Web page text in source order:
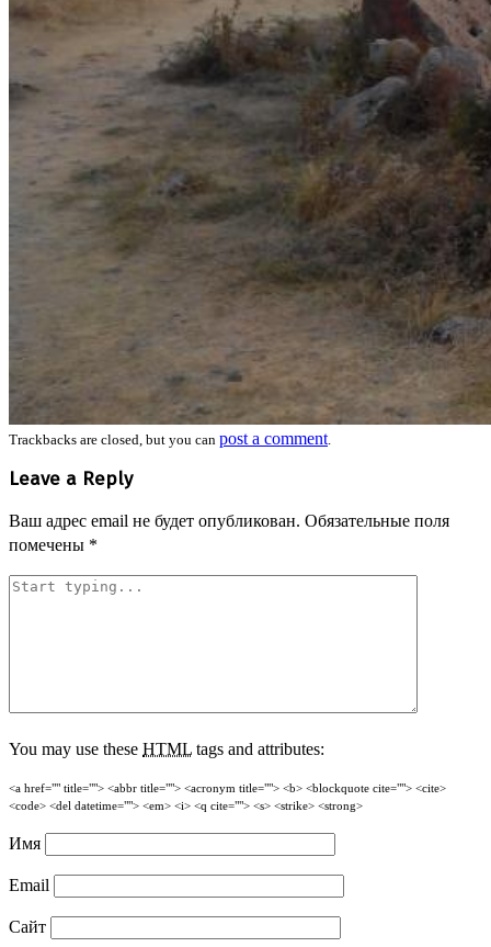
Trackbacks are closed, but you can post a comment.
Leave a Reply
Ваш адрес email не будет опубликован. Обязательные поля
помечены *
You may use these HTML tags and attributes:
<a href="" title=""> <abbr title=""> <acronym title=""> <b> <blockquote cite=""> <cite>
<code> <del datetime=""> <em> <i> <q cite=""> <s> <strike> <strong>
Имя
Email
Сайт